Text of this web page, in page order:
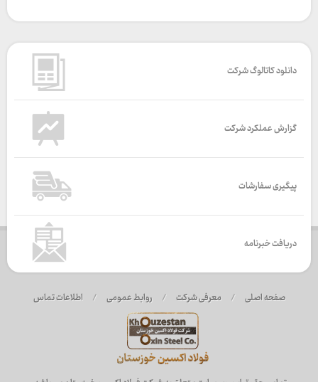
دانلود کاتالوگ شرکت
گزارش عملکرد شرکت
پیگیری سفارشات
دریافت خبرنامه
صفحه اصلی / معرفی شرکت / روابط عمومی / اطلاعات تماس